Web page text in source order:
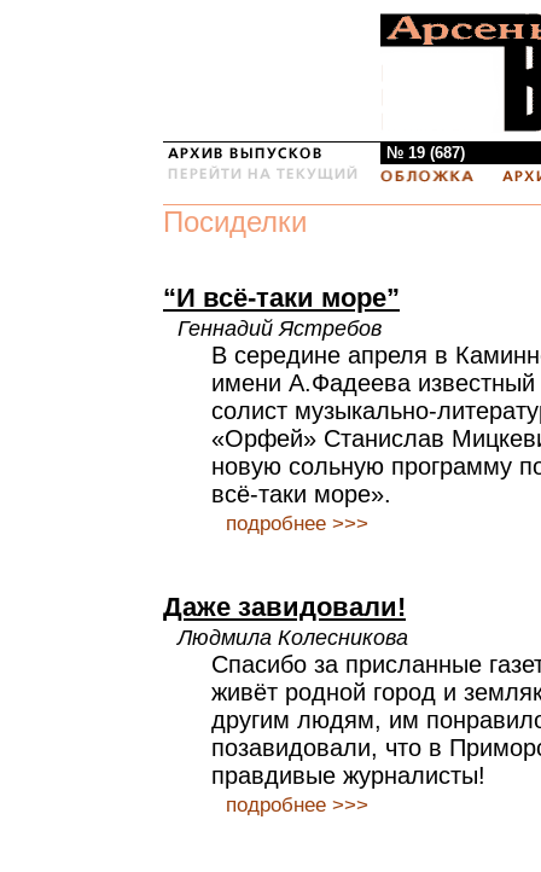
№ 19 (687)
Посиделки
“И всё-таки море”
Геннадий Ястребов
В середине апреля в
имени А.Фадеева известный
солист музыкально-
«Орфей» Станислав
новую сольную программу
всё-таки море».
подробнее >>>
Даже завидовали!
Людмила Колесникова
Спасибо за присланные
живёт родной город и
другим людям, им
позавидовали, что в
правдивые журналисты!
подробнее >>>